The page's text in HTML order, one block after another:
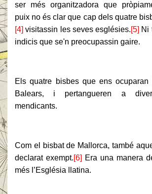
ser més organitzadora que
puix no és clar que cap dels quatre
[4] visitassin les seves esglésies.[5] Ni
indicis que se'n preocupassin gaire.
Els quatre bisbes que ens
Balears, i pertangueren a
mendicants.
Com el bisbat de Mallorca, també
declarat exempt.[6] Era una manera
més l’Església llatina.